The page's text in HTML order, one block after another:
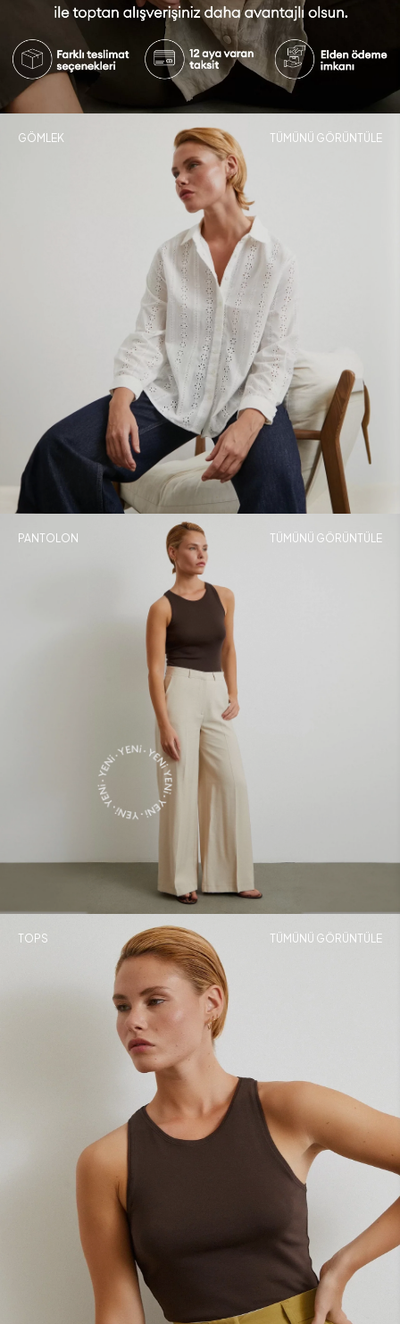
GÖMLEK TÜMÜNÜ GÖRÜNTÜLE
PANTOLON TÜMÜNÜ GÖRÜNTÜLE
TOPS TÜMÜNÜ GÖRÜNTÜLE